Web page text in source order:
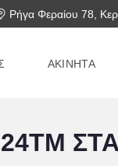
Ρήγα Φεραίου 78,
ΑΚΙΝΗΤΑ